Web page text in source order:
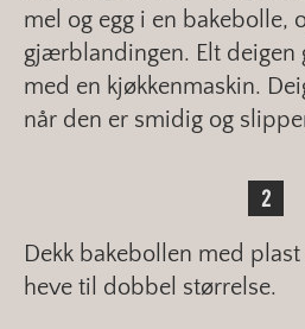
mel og egg i en bakebolle,
gjærblandingen. Elt deigen
med en kjøkkenmaskin.
når den er smidig og
Dekk bakebollen med
heve til dobbel størrelse.